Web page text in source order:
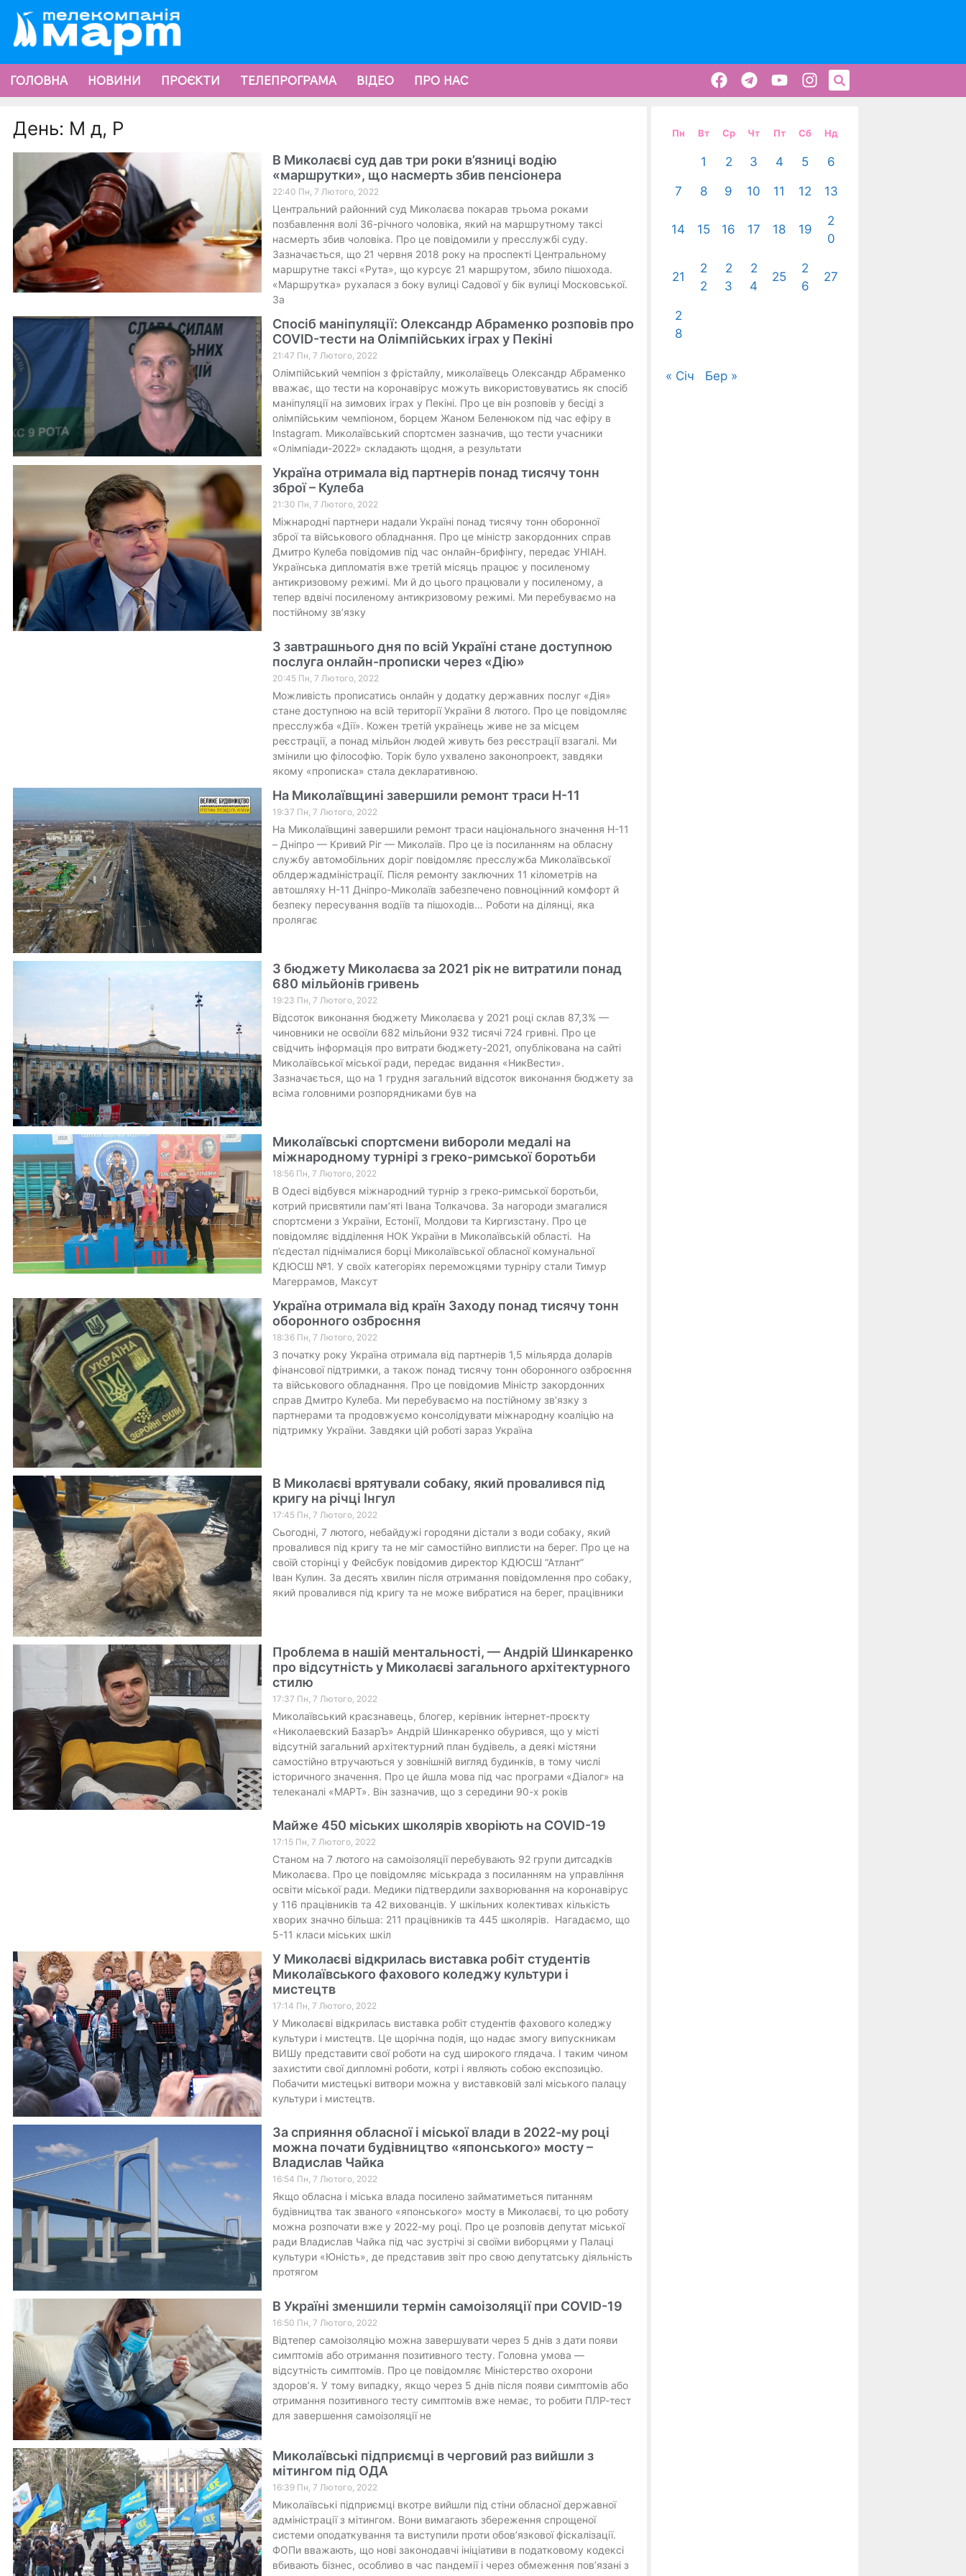
ГОЛОВНА НОВИНИ ПРОЄКТИ ТЕЛЕПРОГРАМА ВІДЕО ПРО НАС
День: М д, Р
В Миколаєві суд дав три роки в’язниці водію
«маршрутки», що насмерть збив пенсіонера
22:40 Пн, 7 Лютого, 2022
Центральний районний суд Миколаєва покарав трьома роками
позбавлення волі 36-річного чоловіка, який на маршрутному таксі
насмерть збив чоловіка. Про це повідомили у пресслужбі суду.
Зазначається, що 21 червня 2018 року на проспекті Центральному
маршрутне таксі «Рута», що курсує 21 маршрутом, збило пішохода.
«Маршрутка» рухалася з боку вулиці Садової у бік вулиці Московської.
За
Спосіб маніпуляції: Олександр Абраменко розповів про
COVID-тести на Олімпійських іграх у Пекіні
21:47 Пн, 7 Лютого, 2022
Олімпійський чемпіон з фрістайлу, миколаївець Олександр Абраменко
вважає, що тести на коронавірус можуть використовуватись як спосіб
маніпуляції на зимових іграх у Пекіні. Про це він розповів у бесіді з
олімпійським чемпіоном, борцем Жаном Беленюком під час ефіру в
Instagram. Миколаївський спортсмен зазначив, що тести учасники
«Олімпіади-2022» складають щодня, а результати
Україна отримала від партнерів понад тисячу тонн
зброї – Кулеба
21:30 Пн, 7 Лютого, 2022
Міжнародні партнери надали Україні понад тисячу тонн оборонної
зброї та військового обладнання. Про це міністр закордонних справ
Дмитро Кулеба повідомив під час онлайн-брифінгу, передає УНІАН.
Українська дипломатія вже третій місяць працює у посиленому
антикризовому режимі. Ми й до цього працювали у посиленому, а
тепер вдвічі посиленому антикризовому режимі. Ми перебуваємо на
постійному зв’язку
З завтрашнього дня по всій Україні стане доступною
послуга онлайн-прописки через «Дію»
20:45 Пн, 7 Лютого, 2022
Можливість прописатись онлайн у додатку державних послуг «Дія»
стане доступною на всій території України 8 лютого. Про це повідомляє
пресслужба «Дії». Кожен третій українець живе не за місцем
реєстрації, а понад мільйон людей живуть без реєстрації взагалі. Ми
змінили цю філософію. Торік було ухвалено законопроект, завдяки
якому «прописка» стала декларативною.
На Миколаївщині завершили ремонт траси Н-11
19:37 Пн, 7 Лютого, 2022
На Миколаївщині завершили ремонт траси національного значення Н-11
– Дніпро — Кривий Ріг — Миколаїв. Про це із посиланням на обласну
службу автомобільних доріг повідомляє пресслужба Миколаївської
облдержадміністрації. Після ремонту заключних 11 кілометрів на
автошляху Н-11 Дніпро-Миколаїв забезпечено повноцінний комфорт й
безпеку пересування водіїв та пішоходів… Роботи на ділянці, яка
пролягає
З бюджету Миколаєва за 2021 рік не витратили понад
680 мільйонів гривень
19:23 Пн, 7 Лютого, 2022
Відсоток виконання бюджету Миколаєва у 2021 році склав 87,3% —
чиновники не освоїли 682 мільйони 932 тисячі 724 гривні. Про це
свідчить інформація про витрати бюджету-2021, опублікована на сайті
Миколаївської міської ради, передає видання «НикВести».
Зазначається, що на 1 грудня загальний відсоток виконання бюджету за
всіма головними розпорядниками був на
Миколаївські спортсмени вибороли медалі на
міжнародному турнірі з греко-римської боротьби
18:56 Пн, 7 Лютого, 2022
В Одесі відбувся міжнародний турнір з греко-римської боротьби,
котрий присвятили пам’яті Івана Толкачова. За нагороди змагалися
спортсмени з України, Естонії, Молдови та Киргизстану. Про це
повідомляє відділення НОК України в Миколаївській області. На
п’єдестал піднімалися борці Миколаївської обласної комунальної
КДЮСШ №1. У своїх категоріях переможцями турніру стали Тимур
Магеррамов, Максут
Україна отримала від країн Заходу понад тисячу тонн
оборонного озброєння
18:36 Пн, 7 Лютого, 2022
З початку року Україна отримала від партнерів 1,5 мільярда доларів
фінансової підтримки, а також понад тисячу тонн оборонного озброєння
та військового обладнання. Про це повідомив Міністр закордонних
справ Дмитро Кулеба. Ми перебуваємо на постійному зв’язку з
партнерами та продовжуємо консолідувати міжнародну коаліцію на
підтримку України. Завдяки цій роботі зараз Україна
В Миколаєві врятували собаку, який провалився під
кригу на річці Інгул
17:45 Пн, 7 Лютого, 2022
Сьогодні, 7 лютого, небайдужі городяни дістали з води собаку, який
провалився під кригу та не міг самостійно виплисти на берег. Про це на
своїй сторінці у Фейсбук повідомив директор КДЮСШ “Атлант”
Іван Кулин. За десять хвилин після отримання повідомлення про собаку,
який провалився під кригу та не може вибратися на берег, працівники
Проблема в нашій ментальності, — Андрій Шинкаренко
про відсутність у Миколаєві загального архітектурного
стилю
17:37 Пн, 7 Лютого, 2022
Миколаївський краєзнавець, блогер, керівник інтернет-проєкту
«Николаевский БазарЪ» Андрій Шинкаренко обурився, що у місті
відсутній загальний архітектурний план будівель, а деякі містяни
самостійно втручаються у зовнішній вигляд будинків, в тому числі
історичного значення. Про це йшла мова під час програми «Діалог» на
телеканалі «МАРТ». Він зазначив, що з середини 90-х років
Майже 450 міських школярів хворіють на COVID-19
17:15 Пн, 7 Лютого, 2022
Станом на 7 лютого на самоізоляції перебувають 92 групи дитсадків
Миколаєва. Про це повідомляє міськрада з посиланням на управління
освіти міської ради. Медики підтвердили захворювання на коронавірус
у 116 працівників та 42 вихованців. У шкільних колективах кількість
хворих значно більша: 211 працівників та 445 школярів. Нагадаємо, що
5-11 класи міських шкіл
У Миколаєві відкрилась виставка робіт студентів
Миколаївського фахового коледжу культури і
мистецтв
17:14 Пн, 7 Лютого, 2022
У Миколаєві відкрилась виставка робіт студентів фахового коледжу
культури і мистецтв. Це щорічна подія, що надає змогу випускникам
ВИШу представити свої роботи на суд широкого глядача. І таким чином
захистити свої дипломні роботи, котрі і являють собою експозицію.
Побачити мистецькі витвори можна у виставковій залі міського палацу
культури і мистецтв.
За сприяння обласної і міської влади в 2022-му році
можна почати будівництво «японського» мосту –
Владислав Чайка
16:54 Пн, 7 Лютого, 2022
Якщо обласна і міська влада посилено займатиметься питанням
будівництва так званого «японського» мосту в Миколаєві, то цю роботу
можна розпочати вже у 2022-му році. Про це розповів депутат міської
ради Владислав Чайка під час зустрічі зі своїми виборцями у Палаці
культури «Юність», де представив звіт про свою депутатську діяльність
протягом
В Україні зменшили термін самоізоляції при COVID-19
16:50 Пн, 7 Лютого, 2022
Відтепер самоізоляцію можна завершувати через 5 днів з дати появи
симптомів або отримання позитивного тесту. Головна умова —
відсутність симптомів. Про це повідомляє Міністерство охорони
здоров’я. У тому випадку, якщо через 5 днів після появи симптомів або
отримання позитивного тесту симптомів вже немає, то робити ПЛР-тест
для завершення самоізоляції не
Миколаївські підприємці в черговий раз вийшли з
мітингом під ОДА
16:39 Пн, 7 Лютого, 2022
Миколаївські підприємці вкотре вийшли під стіни обласної державної
адміністрації з мітингом. Вони вимагають збереження спрощеної
системи оподаткування та виступили проти обов’язкової фіскалізації.
ФОПи вважають, що нові законодавчі ініціативи в податковому кодексі
вбивають бізнес, особливо в час пандемії і через обмеження пов’язані з
Пн Вт Ср Чт Пт Сб Нд
1 2 3 4 5 6
7 8 9 10 11 12 13
14 15 16 17 18 19
2
0
21
2
2
2
3
2
4
25
2
6
27
2
8
« Січ Бер »